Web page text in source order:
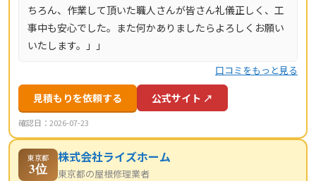
ちろん、作業して頂いた職人さんが皆さん礼儀正しく、工
事中も安心でした。また何かありましたらよろしくお願い
いたします。」」
口コミをもっと見る
見積もりを依頼する 公式サイト ↗
確認日：2026-07-23
東京都
3位
株式会社ライズホーム
東京都の屋根修理業者